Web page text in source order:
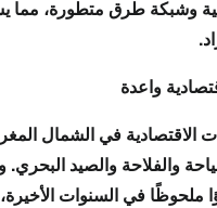
وشبكة طرق متطورة، مما
الاقتصادية في الشمال
والفلاحة والصيد
ملحوظًا في السنوات